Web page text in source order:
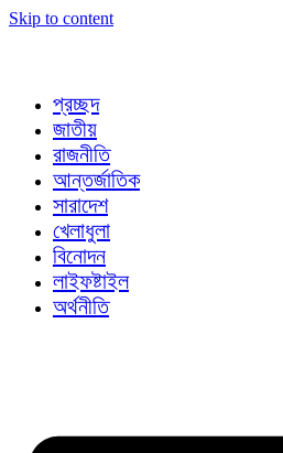
Skip to content
প্রচ্ছদ
জাতীয়
রাজনীতি
আন্তর্জাতিক
সারাদেশ
খেলাধুলা
বিনোদন
লাইফষ্টাইল
অর্থনীতি